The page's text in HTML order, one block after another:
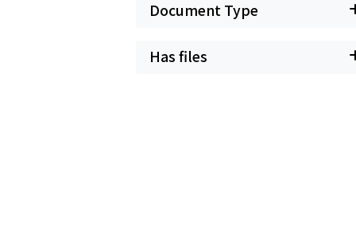
Document Type
Has files